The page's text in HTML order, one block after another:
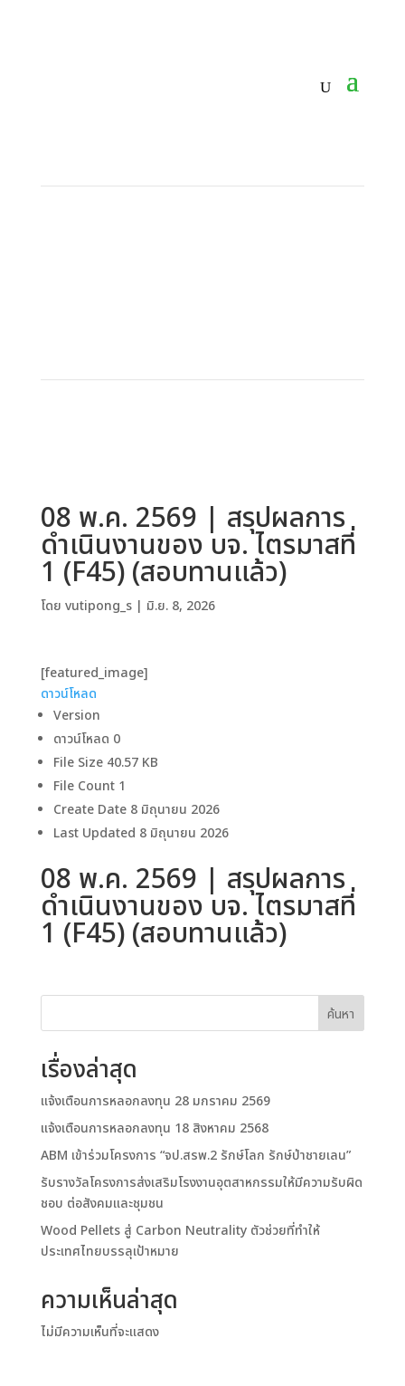
08 พ.ค. 2569 | สรุปผลการ
ดำเนินงานของ บจ. ไตรมาสที่
1 (F45) (สอบทานแล้ว)
โดย vutipong_s| มิ.ย. 8, 2026
[featured_image]
ดาวน์โหลด
Version
ดาวน์โหลด 0
File Size 40.57 KB
File Count 1
Create Date 8 มิถุนายน 2026
Last Updated 8 มิถุนายน 2026
08 พ.ค. 2569 | สรุปผลการ
ดำเนินงานของ บจ. ไตรมาสที่
1 (F45) (สอบทานแล้ว)
ค้นหา
เรื่องล่าสุด
แจ้งเตือนการหลอกลงทุน 28 มกราคม 2569
แจ้งเตือนการหลอกลงทุน 18 สิงหาคม 2568
ABM เข้าร่วมโครงการ “จป.สรพ.2 รักษ์โลก รักษ์ป่าชายเลน”
รับรางวัลโครงการส่งเสริมโรงงานอุตสาหกรรมให้มีความรับผิด
ชอบ ต่อสังคมและชุมชน
Wood Pellets สู่ Carbon Neutrality ตัวช่วยที่ทำให้
ประเทศไทยบรรลุเป้าหมาย
ความเห็นล่าสุด
ไม่มีความเห็นที่จะแสดง